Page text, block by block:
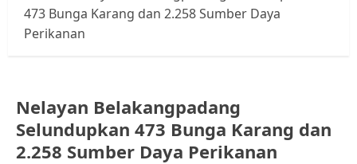
473 Bunga Karang dan 2.258 Sumber Daya
Perikanan
Nelayan Belakangpadang
Selundupkan 473 Bunga Karang dan
2.258 Sumber Daya Perikanan